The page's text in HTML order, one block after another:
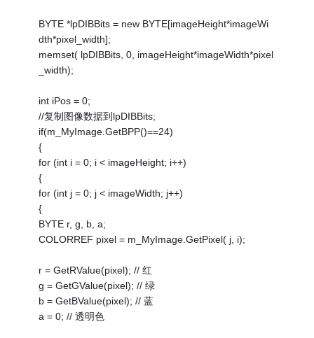
BYTE *lpDIBBits = new BYTE[imageHeight*imageWi
dth*pixel_width];
memset( lpDIBBits, 0, imageHeight*imageWidth*pixel
_width);
int iPos = 0;
//复制图像数据到lpDIBBits;
if(m_MyImage.GetBPP()==24)
{
for (int i = 0; i < imageHeight; i++)
{
for (int j = 0; j < imageWidth; j++)
{
BYTE r, g, b, a;
COLORREF pixel = m_MyImage.GetPixel( j, i);
r = GetRValue(pixel); // 红
g = GetGValue(pixel); // 绿
b = GetBValue(pixel); // 蓝
a = 0; // 透明色